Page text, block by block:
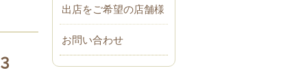
出店をご希望の店舗様
お問い合わせ